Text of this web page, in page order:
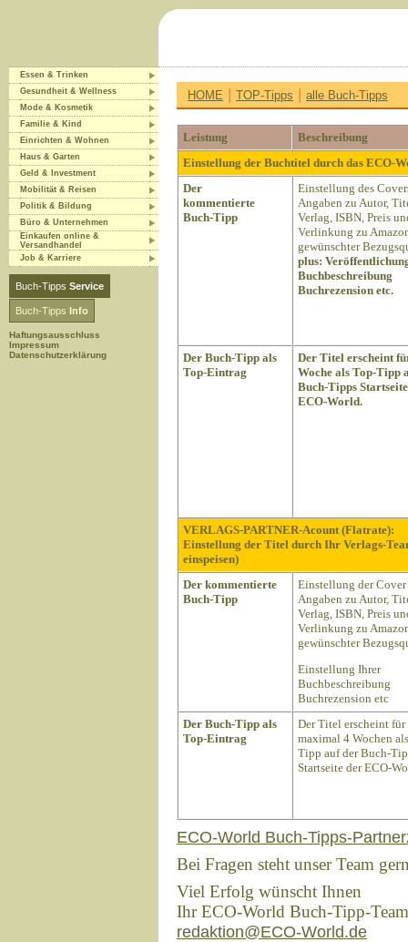
Essen & Trinken
Gesundheit & Wellness
Mode & Kosmetik
Familie & Kind
Einrichten & Wohnen
Haus & Garten
Geld & Investment
Mobilität & Reisen
Politik & Bildung
Büro & Unternehmen
Einkaufen online &
Versandhandel
Job & Karriere
Buch-Tipps Service
Buch-Tipps Info
Haftungsausschluss
Impressum
Datenschutzerklärung
HOME | TOP-Tipps | alle Buch-Tipps
Leistung
Beschreibung
Einstellung der Buchtitel durch das ECO-
Der
kommentierte
Buch-Tipp
Einstellung des
Angaben zu Autor,
Verlag, ISBN, Preis
Verlinkung zu
gewünschter
plus:
Buchbeschreibung
Buchrezension etc.
Der Buch-Tipp als
Top-Eintrag
Der Titel erscheint
Woche als Top-Tipp
Buch-Tipps
ECO-World.
VERLAGS-PARTNER-Acount (Flatrate):
Einstellung der Titel durch Ihr Verlags-
einspeisen)
Der kommentierte
Buch-Tipp
Einstellung der
Angaben zu Autor,
Verlag, ISBN, Preis
Verlinkung zu
gewünschter
Einstellung Ihrer
Buchbeschreibung
Buchrezension etc
Der Buch-Tipp als
Top-Eintrag
Der Titel erscheint für
maximal 4 Wochen
Tipp auf der Buch-
Startseite der ECO-
ECO-World Buch-Tipps-
Bei Fragen steht unser Team
Viel Erfolg wünscht Ihnen
Ihr ECO-World Buch-Tipp-Team
redaktion@ECO-World.de